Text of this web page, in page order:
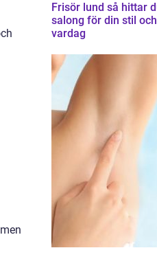
Frisör lund så hittar du rätt
salong för din stil och
vardag